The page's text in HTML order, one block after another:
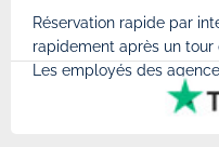
Réservation rapide par
rapidement après un tour
Les employés des